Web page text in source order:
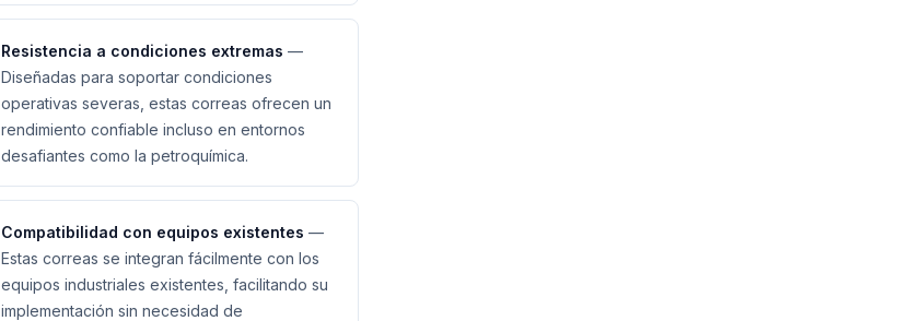
Resistencia a condiciones extremas —
Diseñadas para soportar condiciones
operativas severas, estas correas ofrecen un
rendimiento confiable incluso en entornos
desafiantes como la petroquímica.
Compatibilidad con equipos existentes —
Estas correas se integran fácilmente con los
equipos industriales existentes, facilitando su
implementación sin necesidad de